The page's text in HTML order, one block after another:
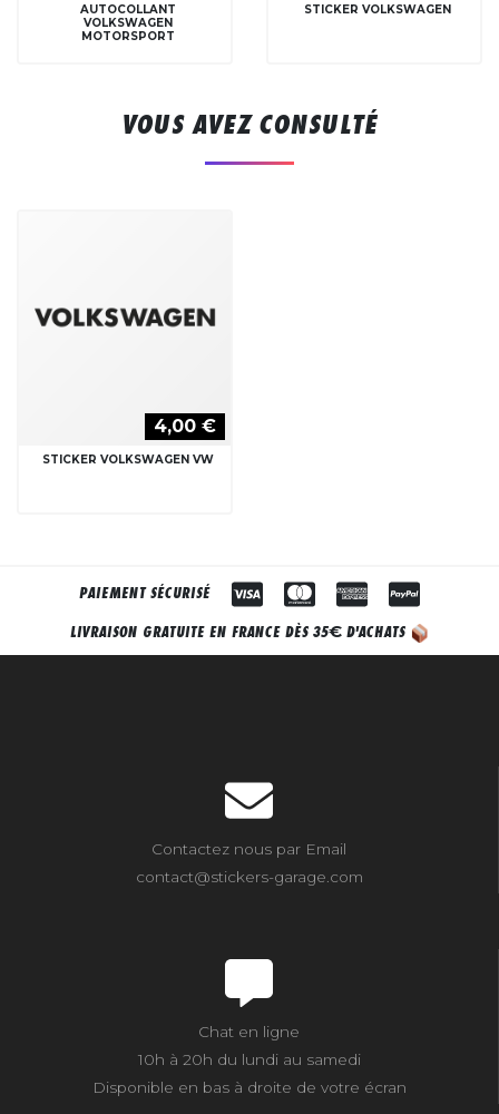
AUTOCOLLANT
VOLKSWAGEN
MOTORSPORT
STICKER VOLKSWAGEN
VOUS AVEZ CONSULTÉ
4,00 €
STICKER VOLKSWAGEN VW
PAIEMENT SÉCURISÉ
LIVRAISON GRATUITE EN FRANCE DÈS 35€ D'ACHATS
Contactez nous par Email
contact@stickers-garage.com
Chat en ligne
10h à 20h du lundi au samedi
Disponible en bas à droite de votre écran